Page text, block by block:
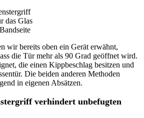
das Glas
wir bereits oben ein Gerät erwähnt,
die Tür mehr als 90 Grad geöffnet wird.
die einen Kippbeschlag besitzen und
Die beiden anderen Methoden
in eigenen Absätzen.
verhindert unbefugten